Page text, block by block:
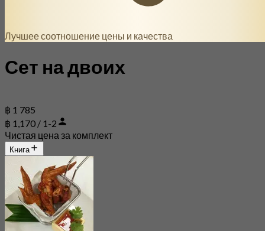
Лучшее соотношение цены и качества
Сет на двоих
฿ 1 785
฿ 1,170 / 1-2
Чистая цена за комплект
Книга